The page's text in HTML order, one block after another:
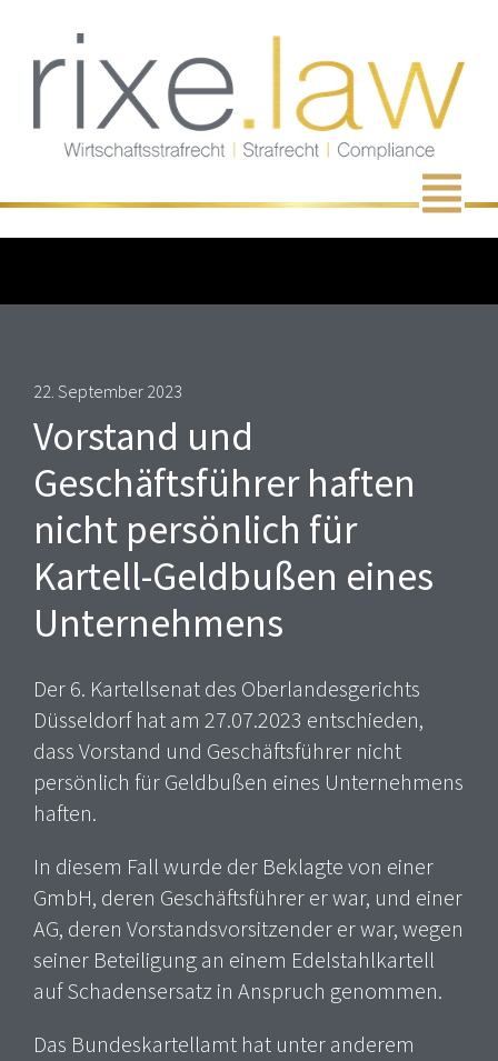
Inhalt
springen
Menü
22. September 2023
Vorstand und
Geschäftsführer haften
nicht persönlich für
Kartell-Geldbußen eines
Unternehmens
Der 6. Kartellsenat des Oberlandesgerichts
Düsseldorf hat am 27.07.2023 entschieden,
dass Vorstand und Geschäftsführer nicht
persönlich für Geldbußen eines Unternehmens
haften.
In diesem Fall wurde der Beklagte von einer
GmbH, deren Geschäftsführer er war, und einer
AG, deren Vorstandsvorsitzender er war, wegen
seiner Beteiligung an einem Edelstahlkartell
auf Schadensersatz in Anspruch genommen.
Das Bundeskartellamt hat unter anderem